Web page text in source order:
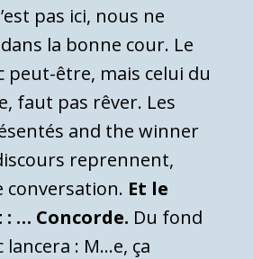
pas ici, nous ne
la bonne cour. Le
peut-être, mais celui du
faut pas rêver. Les
and the winner
reprennent,
conversation. Et le
… Concorde. Du fond
: M…e, ça